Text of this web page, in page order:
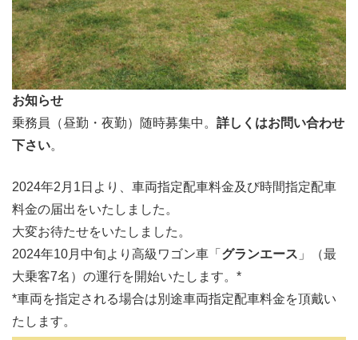
お知らせ
乗務員（昼勤・夜勤）随時募集中。 詳しくはお問い合わせ
下さい。
2024年2月1日より、 車両指定配車料金及び時間指定配車
料金の届出をいたしました。
大変お待たせをいたしました。
2024年10月中旬より高級ワゴン車「 グランエース 」（最
大乗客7名）の運行を開始いたします。*
*車両を指定される場合は別途車両指定配車料金を頂戴い
たします。